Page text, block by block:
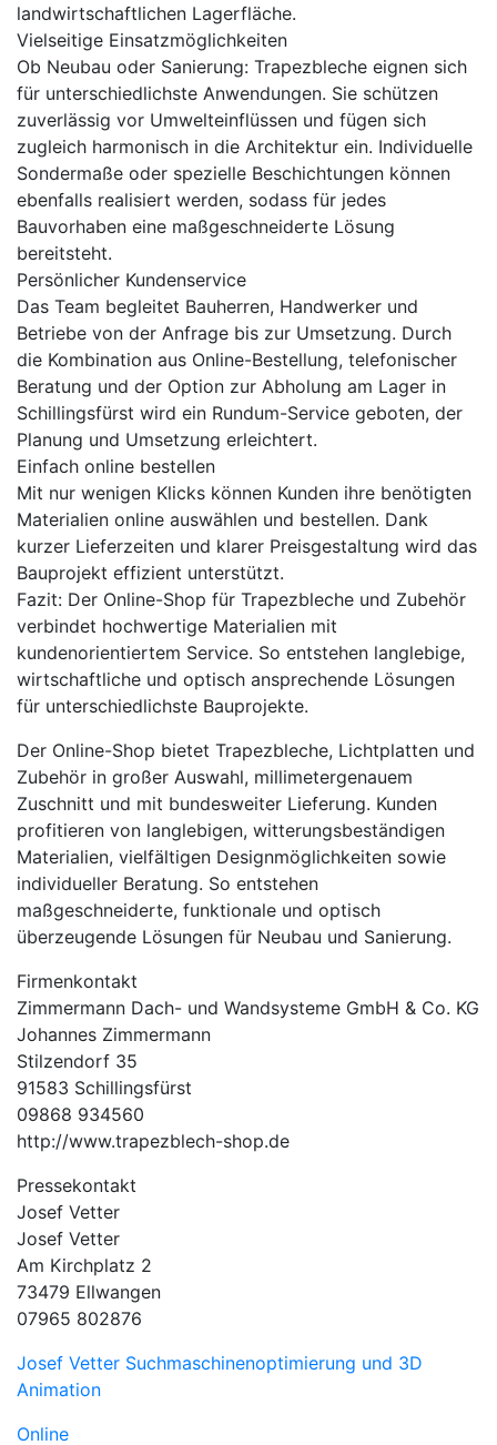
landwirtschaftlichen Lagerfläche.
Vielseitige Einsatzmöglichkeiten
Ob Neubau oder Sanierung: Trapezbleche eignen sich
für unterschiedlichste Anwendungen. Sie schützen
zuverlässig vor Umwelteinflüssen und fügen sich
zugleich harmonisch in die Architektur ein. Individuelle
Sondermaße oder spezielle Beschichtungen können
ebenfalls realisiert werden, sodass für jedes
Bauvorhaben eine maßgeschneiderte Lösung
bereitsteht.
Persönlicher Kundenservice
Das Team begleitet Bauherren, Handwerker und
Betriebe von der Anfrage bis zur Umsetzung. Durch
die Kombination aus Online-Bestellung, telefonischer
Beratung und der Option zur Abholung am Lager in
Schillingsfürst wird ein Rundum-Service geboten, der
Planung und Umsetzung erleichtert.
Einfach online bestellen
Mit nur wenigen Klicks können Kunden ihre benötigten
Materialien online auswählen und bestellen. Dank
kurzer Lieferzeiten und klarer Preisgestaltung wird das
Bauprojekt effizient unterstützt.
Fazit: Der Online-Shop für Trapezbleche und Zubehör
verbindet hochwertige Materialien mit
kundenorientiertem Service. So entstehen langlebige,
wirtschaftliche und optisch ansprechende Lösungen
für unterschiedlichste Bauprojekte.
Der Online-Shop bietet Trapezbleche, Lichtplatten und
Zubehör in großer Auswahl, millimetergenauem
Zuschnitt und mit bundesweiter Lieferung. Kunden
profitieren von langlebigen, witterungsbeständigen
Materialien, vielfältigen Designmöglichkeiten sowie
individueller Beratung. So entstehen
maßgeschneiderte, funktionale und optisch
überzeugende Lösungen für Neubau und Sanierung.
Firmenkontakt
Zimmermann Dach- und Wandsysteme GmbH & Co. KG
Johannes Zimmermann
Stilzendorf 35
91583 Schillingsfürst
09868 934560
http://www.trapezblech-shop.de
Pressekontakt
Josef Vetter
Josef Vetter
Am Kirchplatz 2
73479 Ellwangen
07965 802876
Josef Vetter Suchmaschinenoptimierung und 3D
Animation
Online